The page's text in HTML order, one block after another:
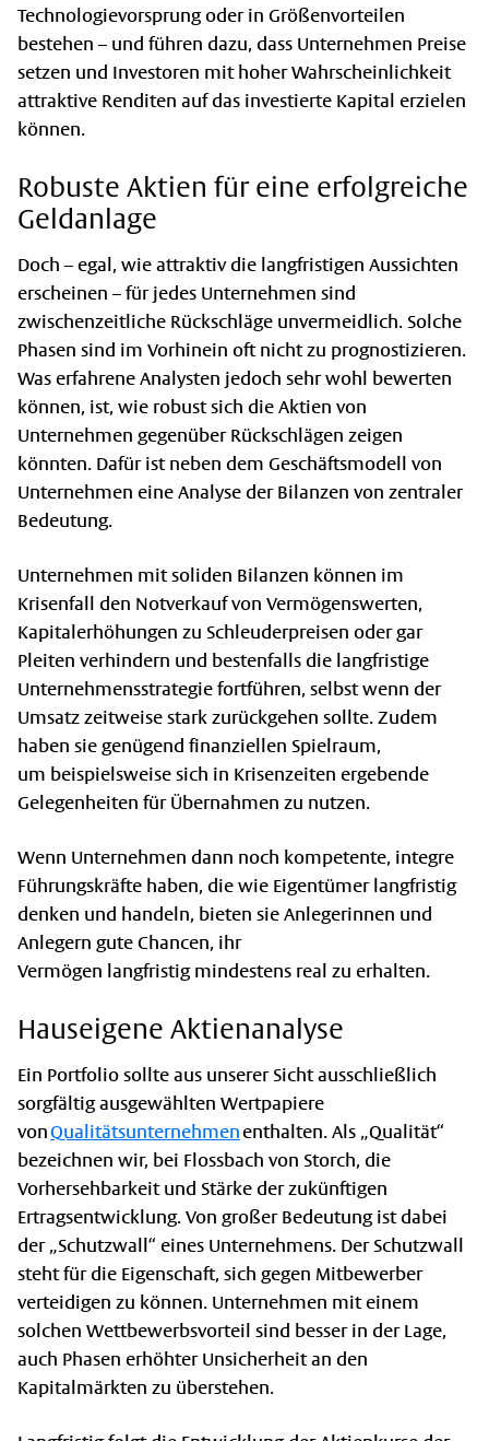
Technologievorsprung oder in Größenvorteilen
bestehen – und führen dazu, dass Unternehmen Preise
setzen und Investoren mit hoher Wahrscheinlichkeit
attraktive Renditen auf das investierte Kapital erzielen
können.
Robuste Aktien für eine erfolgreiche
Geldanlage
Doch – egal, wie attraktiv die langfristigen Aussichten
erscheinen – für jedes Unternehmen sind
zwischenzeitliche Rückschläge unvermeidlich. Solche
Phasen sind im Vorhinein oft nicht zu prognostizieren.
Was erfahrene Analysten jedoch sehr wohl bewerten
können, ist, wie robust sich die Aktien von
Unternehmen gegenüber Rückschlägen zeigen
könnten. Dafür ist neben dem Geschäftsmodell von
Unternehmen eine Analyse der Bilanzen von zentraler
Bedeutung.
Unternehmen mit soliden Bilanzen können im
Krisenfall den Notverkauf von Vermögenswerten,
Kapitalerhöhungen zu Schleuderpreisen oder gar
Pleiten verhindern und bestenfalls die langfristige
Unternehmensstrategie fortführen, selbst wenn der
Umsatz zeitweise stark zurückgehen sollte. Zudem
haben sie genügend finanziellen Spielraum,
um beispielsweise sich in Krisenzeiten ergebende
Gelegenheiten für Übernahmen zu nutzen.
Wenn Unternehmen dann noch kompetente, integre
Führungskräfte haben, die wie Eigentümer langfristig
denken und handeln, bieten sie Anlegerinnen und
Anlegern gute Chancen, ihr
Vermögen langfristig mindestens real zu erhalten.
Hauseigene Aktienanalyse
Ein Portfolio sollte aus unserer Sicht ausschließlich
sorgfältig ausgewählten Wertpapiere
vonQualitätsunternehmenenthalten. Als „Qualität“
bezeichnen wir, bei Flossbach von Storch, die
Vorhersehbarkeit und Stärke der zukünftigen
Ertragsentwicklung. Von großer Bedeutung ist dabei
der „Schutzwall“ eines Unternehmens. Der Schutzwall
steht für die Eigenschaft, sich gegen Mitbewerber
verteidigen zu können. Unternehmen mit einem
solchen Wettbewerbsvorteil sind besser in der Lage,
auch Phasen erhöhter Unsicherheit an den
Kapitalmärkten zu überstehen.